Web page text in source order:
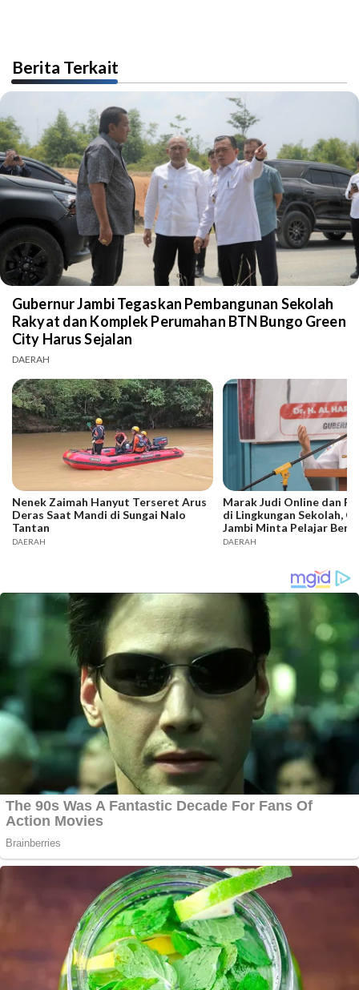
Berita Terkait
Gubernur Jambi Tegaskan Pembangunan Sekolah
Rakyat dan Komplek Perumahan BTN Bungo Green
City Harus Sejalan
DAERAH
Nenek Zaimah Hanyut Terseret Arus
Deras Saat Mandi di Sungai Nalo
Tantan
DAERAH
Marak Judi Online dan
di Lingkungan Sekolah,
Jambi Minta Pelajar
DAERAH